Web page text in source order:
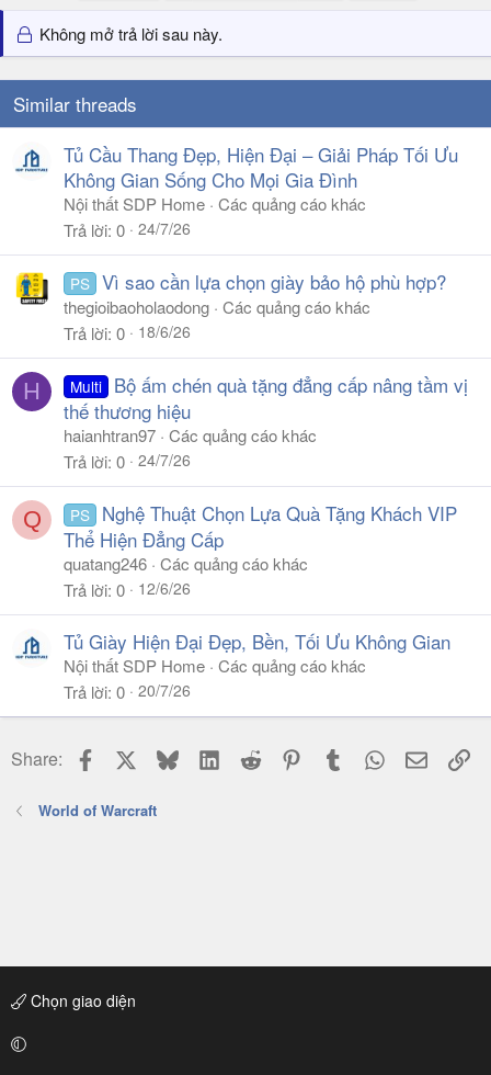
Không mở trả lời sau này.
Similar threads
Tủ Cầu Thang Đẹp, Hiện Đại – Giải Pháp Tối Ưu
Không Gian Sống Cho Mọi Gia Đình
Nội thất SDP Home Các quảng cáo khác
Trả lời 0 24/7/26
PS Vì sao cần lựa chọn giày bảo hộ phù hợp?
thegioibaoholaodong Các quảng cáo khác
Trả lời 0 18/6/26
H Multi
Bộ ấm chén quà tặng đẳng cấp nâng tầm vị
thế thương hiệu
haianhtran97 Các quảng cáo khác
Trả lời 0 24/7/26
Q PS
Nghệ Thuật Chọn Lựa Quà Tặng Khách VIP
Thể Hiện Đẳng Cấp
quatang246 Các quảng cáo khác
Trả lời 0 12/6/26
Tủ Giày Hiện Đại Đẹp, Bền, Tối Ưu Không Gian
Nội thất SDP Home Các quảng cáo khác
Trả lời 0 20/7/26
Share: Facebook BlueskyLinkedIn
Reddit PinterestTumblr WhatsApp
Email
World of Warcraft
Chọn giao diện